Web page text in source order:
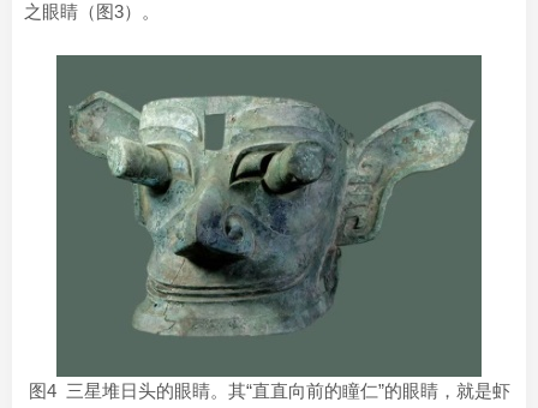
之眼睛（图3）。
图4 三星堆日头的眼睛。其“直直向前的瞳仁”的眼睛，就是虾